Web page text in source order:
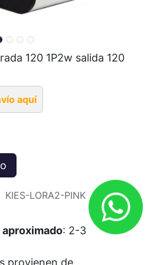
120 1P2w salida 120
aquí
KIES-LORA2-PINK
aproximado: 2-3
provienen de